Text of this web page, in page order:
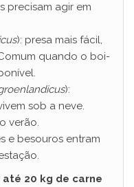
precisam agir em
): presa mais fácil,
quando o boi-
):
sob a neve.
verão.
e besouros entram
até 20 kg de carne